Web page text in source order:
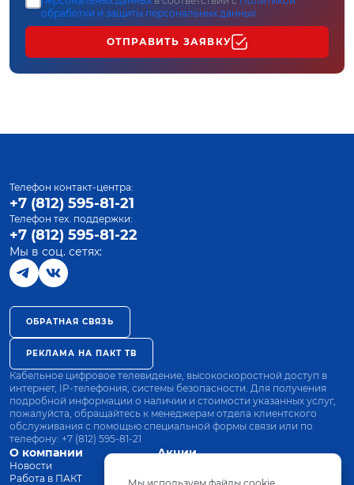
обработки и защиты персональных данных
ОТПРАВИТЬ ЗАЯВКУ
О компании
Новости
Работа в ПАКТ
Акции
Оплата
Телефон контакт-центра:
+7 (812) 595-81-21
Телефон тех. поддержки:
+7 (812) 595-81-22
Мы в соц. сетях:
ОБРАТНАЯ СВЯЗЬ
РЕКЛАМА НА ПАКТ ТВ
Кабельное цифровое телевидение, высокоскоростной доступ в
интернет, IP-телефония, системы безопасности. Для получения
подробной информации о наличии и стоимости указанных услуг,
пожалуйста, обращайтесь к менеджерам отдела клиентского
обслуживания с помощью специальной формы связи или по
телефону: +7 (812) 595-81-21